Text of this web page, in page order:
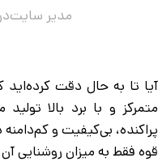
مدیر سایت
آیا تا به حال دقت کرده‌اید
متمرکز و با برد بالا
پراکنده، بی‌کیفیت و کم‌دامنه
قوه فقط به میزان روشنایی